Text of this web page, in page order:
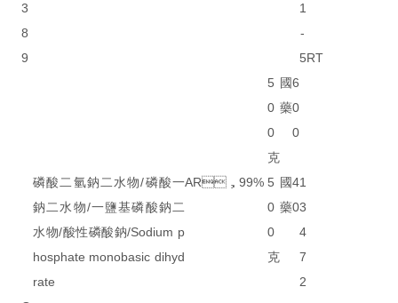
3
8
9
1
-
5RT
5
0
0
克
國
藥
6
0
0
磷酸二氫鈉二水物/磷酸一
鈉二水物/一鹽基磷酸鈉二
水物/酸性磷酸鈉/Sodium p
hosphate monobasic dihyd
rate
AR，99% 5
0
0
克
國
藥
4
0
1
3
4
7
2